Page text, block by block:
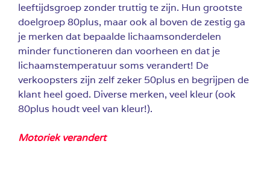
leeftijdsgroep zonder truttig te zijn. Hun grootste
doelgroep 80plus, maar ook al boven de zestig ga
je merken dat bepaalde lichaamsonderdelen
minder functioneren dan voorheen en dat je
lichaamstemperatuur soms verandert! De
verkoopsters zijn zelf zeker 50plus en begrijpen de
klant heel goed. Diverse merken, veel kleur (ook
80plus houdt veel van kleur!).
Motoriek verandert